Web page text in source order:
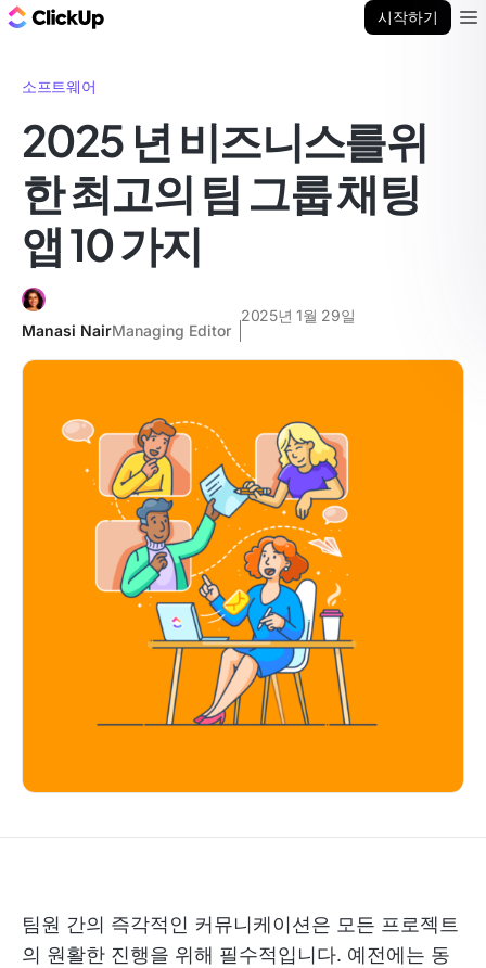
시작하기
소프트웨어
2025 년 비즈니스를위
한 최고의 팀 그룹 채팅
앱 10 가지
Manasi NairManaging Editor
2025년 1월 29일
팀원 간의 즉각적인 커뮤니케이션은 모든 프로젝트
의 원활한 진행을 위해 필수적입니다. 예전에는 동